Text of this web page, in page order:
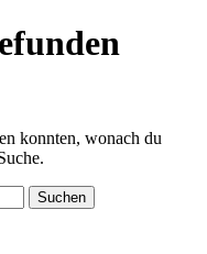
konnten, wonach du